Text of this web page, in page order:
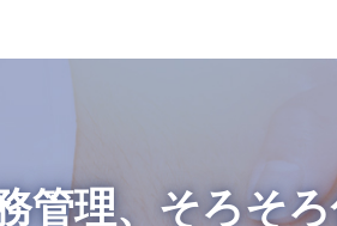
管理、 そろそ